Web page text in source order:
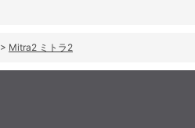
> Mitra2 ミトラ2